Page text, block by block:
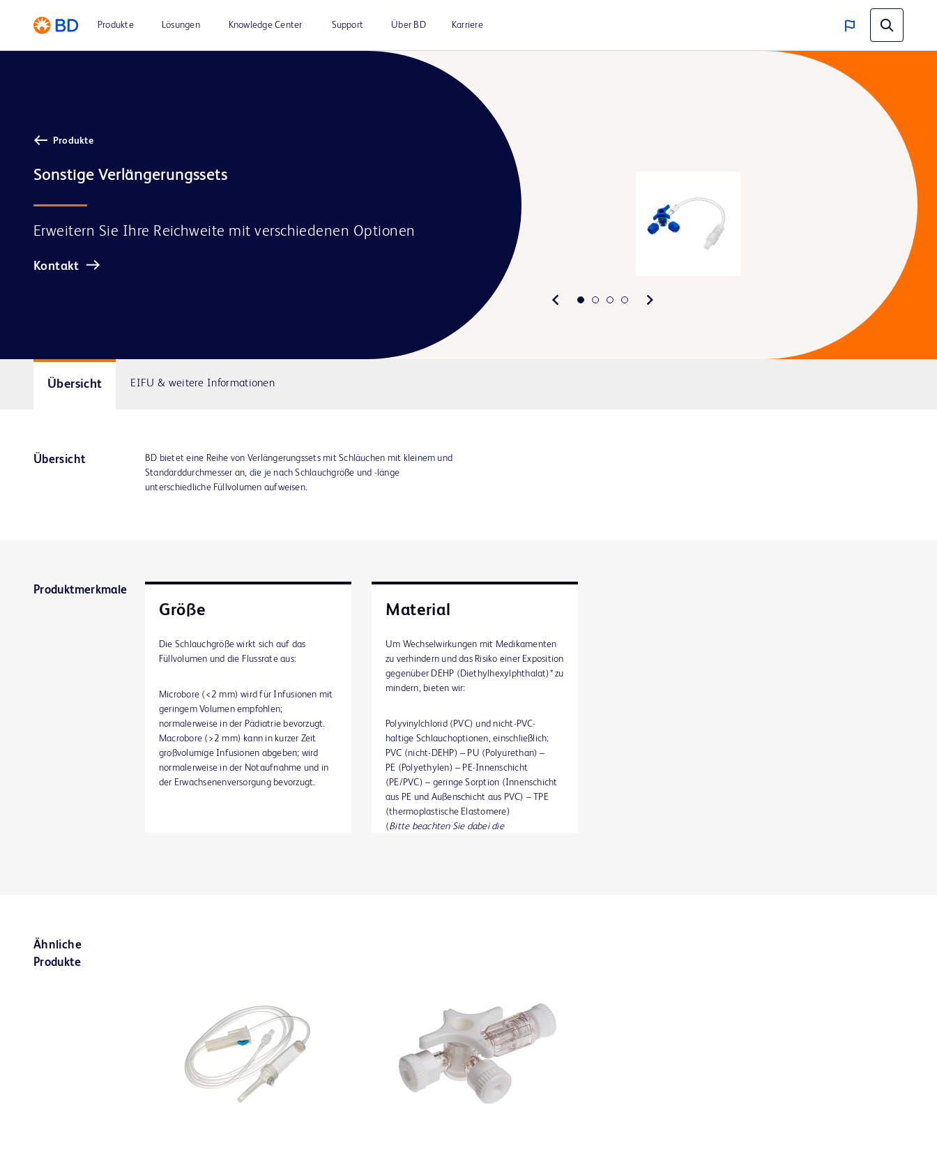
Produkte Lösungen Knowledge Center Support Über BD Karriere
Produkte
Erweitern Sie Ihre Reichweite mit verschiedenen Optionen
Kontakt
Übersicht EIFU & weitere Informationen
Übersicht
BD bietet eine Reihe von Verlängerungssets mit Schläuchen mit kleinem und
Standarddurchmesser an, die je nach Schlauchgröße und -länge
unterschiedliche Füllvolumen aufweisen.
Produktmerkmale
Größe
Die Schlauchgröße wirkt sich auf das
Füllvolumen und die Flussrate aus:
Microbore (<2 mm) wird für Infusionen mit
geringem Volumen empfohlen;
normalerweise in der Pädiatrie bevorzugt.
Macrobore (>2 mm) kann in kurzer Zeit
großvolumige Infusionen abgeben; wird
normalerweise in der Notaufnahme und in
der Erwachsenenversorgung bevorzugt.
Material
Um Wechselwirkungen mit Medikamenten
zu verhindern und das Risiko einer Exposition
gegenüber DEHP (Diethylhexylphthalat)* zu
mindern, bieten wir:
Polyvinylchlorid (PVC) und nicht-PVC-
haltige Schlauchoptionen, einschließlich:
PVC (nicht-DEHP) – PU (Polyurethan) –
PE (Polyethylen) – PE-Innenschicht
(PE/PVC) – geringe Sorption (Innenschicht
aus PE und Außenschicht aus PVC) – TPE
(thermoplastische Elastomere)
(Bitte beachten Sie dabei die
Ähnliche
Produkte